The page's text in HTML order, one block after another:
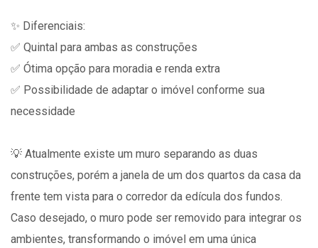
✨ Diferenciais:
✅ Quintal para ambas as construções
✅ Ótima opção para moradia e renda extra
✅ Possibilidade de adaptar o imóvel conforme sua
necessidade
💡 Atualmente existe um muro separando as duas
construções, porém a janela de um dos quartos da casa da
frente tem vista para o corredor da edícula dos fundos.
Caso desejado, o muro pode ser removido para integrar os
ambientes, transformando o imóvel em uma única